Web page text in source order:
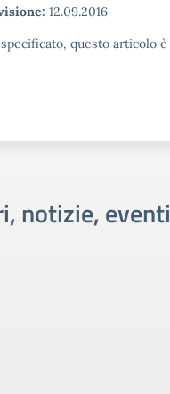
12.09.2016
questo articolo
notizie,